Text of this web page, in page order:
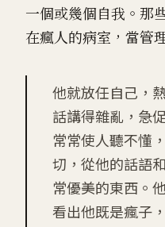
一個或幾個自我。那
在瘋人的病室，當管
他就放任自己，
話講得雜亂，急
常常使人聽不懂
切，從他的話語
常優美的東西。
看出他既是瘋子